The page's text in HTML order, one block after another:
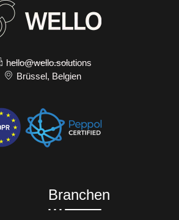
hello@wello.solutions
Brüssel, Belgien
Branchen